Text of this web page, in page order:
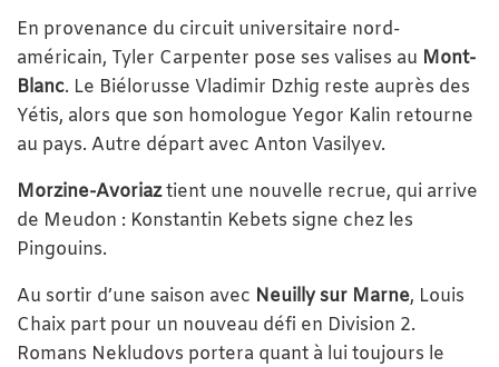
En provenance du circuit universitaire nord-
américain, Tyler Carpenter pose ses valises au Mont-
Blanc. Le Biélorusse Vladimir Dzhig reste auprès des
Yétis, alors que son homologue Yegor Kalin retourne
au pays. Autre départ avec Anton Vasilyev.
Morzine-Avoriaztient une nouvelle recrue, qui arrive
de Meudon : Konstantin Kebets signe chez les
Pingouins.
Au sortir d’une saison avec Neuilly sur Marne, Louis
Chaix part pour un nouveau défi en Division 2.
Romans Nekludovs portera quant à lui toujours le